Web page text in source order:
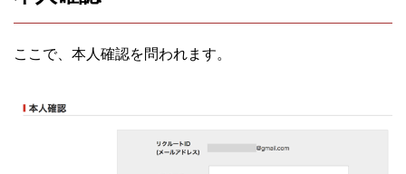
ここで、本人確認を問われます。